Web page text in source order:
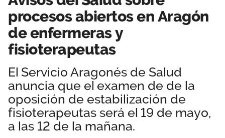
Estructura organizativa
Transparencia
Secciones sindicales
Servicios
Actualidad
Temas
Sala de prensa
Empleo
Documentos
Contáctanos
Área privada
procesos abiertos en Aragón
de enfermeras y
fisioterapeutas
El Servicio Aragonés de Salud
anuncia que el examen de de la
oposición de estabilización de
fisioterapeutas será el 19 de mayo,
a las 12 de la mañana.